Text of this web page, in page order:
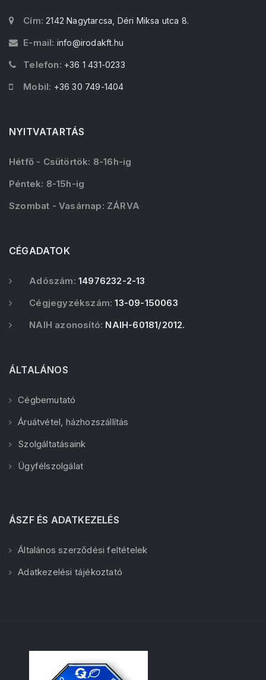
Cím: 2142 Nagytarcsa, Déri Miksa utca 8.
E-mail: info@irodakft.hu
Telefon: +36 1 431-0233
Mobil: +36 30 749-1404
NYITVATARTÁS
Hétfő - Csütörtök: 8-16h-ig
Péntek: 8-15h-ig
Szombat - Vasárnap: ZÁRVA
CÉGADATOK
Adószám: 14976232-2-13
Cégjegyzékszám: 13-09-150063
NAIH azonosító: NAIH-60181/2012.
ÁLTALÁNOS
Cégbemutató
Áruátvétel, házhozszállítás
Szolgáltatásaink
Ügyfélszolgálat
ÁSZF ÉS ADATKEZELÉS
Általános szerződési feltételek
Adatkezelési tájékoztató